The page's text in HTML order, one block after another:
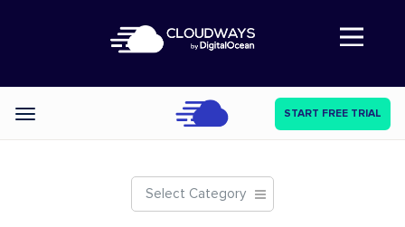
Abre a navegação
Categories START FREE TRIAL
Select Category